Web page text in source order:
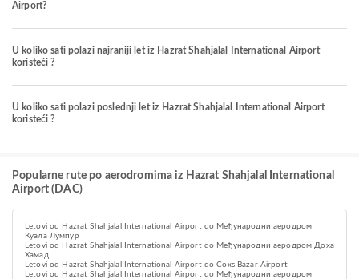
Airport?
U koliko sati polazi najraniji let iz Hazrat Shahjalal International Airport
koristeći ?
U koliko sati polazi poslednji let iz Hazrat Shahjalal International Airport
koristeći ?
Popularne rute po aerodromima iz Hazrat Shahjalal International
Airport (DAC)
Letovi od Hazrat Shahjalal International Airport do Међународни аеродром
Куала Лумпур
Letovi od Hazrat Shahjalal International Airport do Међународни аеродром Доха
Хамад
Letovi od Hazrat Shahjalal International Airport do Coxs Bazar Airport
Letovi od Hazrat Shahjalal International Airport do Међународни аеродром